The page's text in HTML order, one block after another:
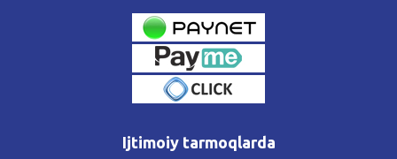
Ijtimoiy tarmoqlarda